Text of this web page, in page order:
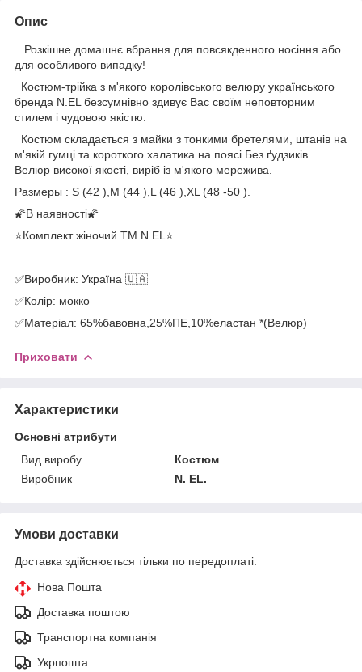
Опис
Розкішне домашнє вбрання для повсякденного носіння або
для особливого випадку!
Костюм-трійка з м'якого королівського велюру українського
бренда N.EL безсумнівно здивує Вас своїм неповторним
стилем і чудовою якістю.
Костюм складається з майки з тонкими бретелями, штанів на
м'якій гумці та короткого халатика на поясі.Без ґудзиків.
Велюр високої якості, виріб із м'якого мережива.
Размеры : S (42 ),M (44 ),L (46 ),XL (48 -50 ).
🌠В наявності🌠
⭐️Комплект жіночий ТМ N.EL⭐️
✅Виробник: Україна 🇺🇦
✅Колір: мокко
✅Матеріал: 65%бавовна,25%ПЕ,10%еластан *(Велюр)
Приховати
Характеристики
Основні атрибути
Вид виробу
Костюм
Виробник
N. EL.
Умови доставки
Доставка здійснюється тільки по передоплаті.
Нова Пошта
Доставка поштою
Транспортна компанія
Укрпошта